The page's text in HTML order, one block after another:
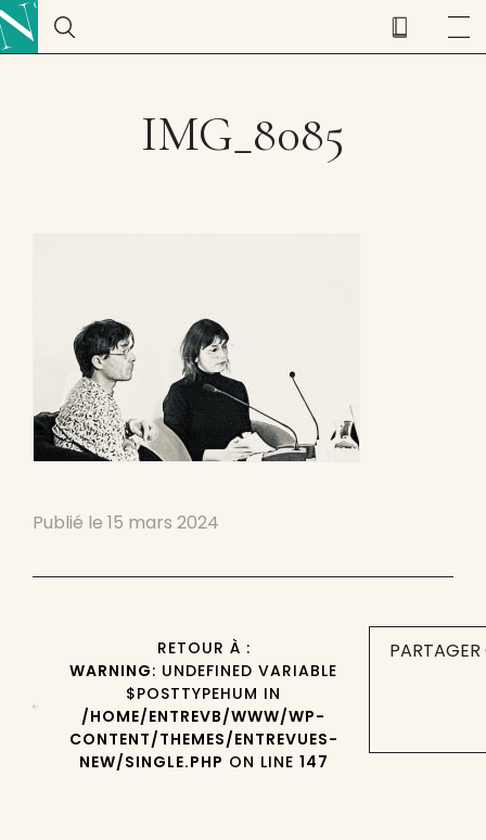
IMG_8085
Publié le 15 mars 2024
RETOUR À :
WARNING: UNDEFINED VARIABLE
$POSTTYPEHUM IN
/HOME/ENTREVB/WWW/WP-
CONTENT/THEMES/ENTREVUES-
NEW/SINGLE.PHP ON LINE 147